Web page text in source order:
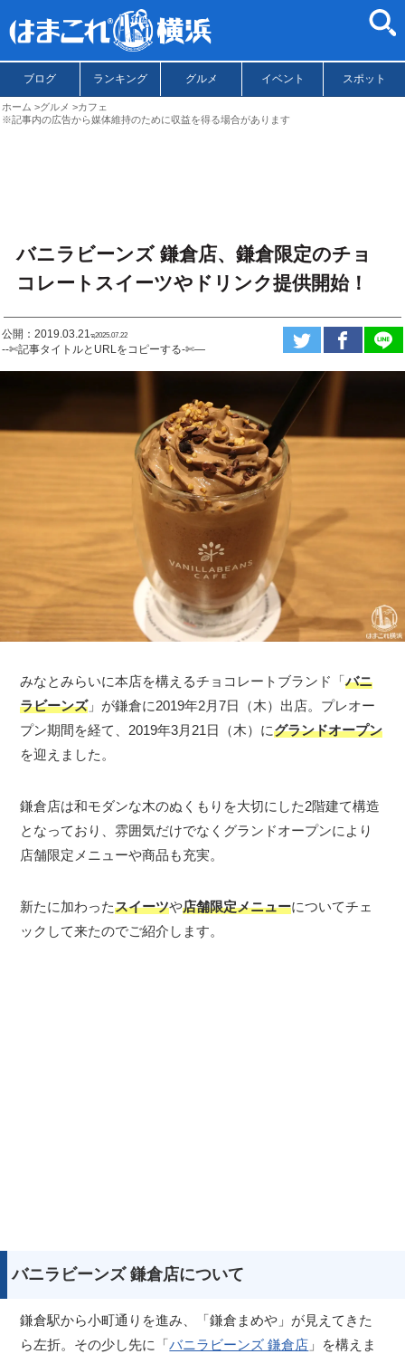
ブログ ランキング グルメ イベント スポット
ホーム グルメ
カフェ
※記事内の広告から媒体維持のために収益を得る場合があります
バニラビーンズ 鎌倉店、鎌倉限定のチョ
コレートスイーツやドリンク提供開始！
公開：2019.03.21ಇ2025.07.22
--✄記事タイトルとURLをコピーする-✄—
みなとみらいに本店を構えるチョコレートブランド「バニ
ラビーンズ」が鎌倉に2019年2月7日（木）出店。プレオー
プン期間を経て、2019年3月21日（木）にグランドオープン
を迎えました。
鎌倉店は和モダンな木のぬくもりを大切にした2階建て構造
となっており、雰囲気だけでなくグランドオープンにより
店舗限定メニューや商品も充実。
新たに加わったスイーツや店舗限定メニューについてチェ
ックして来たのでご紹介します。
バニラビーンズ 鎌倉店について
鎌倉駅から小町通りを進み、「鎌倉まめや」が見えてきた
ら左折。その少し先に「バニラビーンズ 鎌倉店 」を構えま